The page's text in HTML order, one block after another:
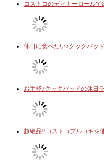
コストコのディナーロール
休日に食べたい♪クックパッ
お手軽♪クックパッドの休日
超絶品!!コストコプルコギを